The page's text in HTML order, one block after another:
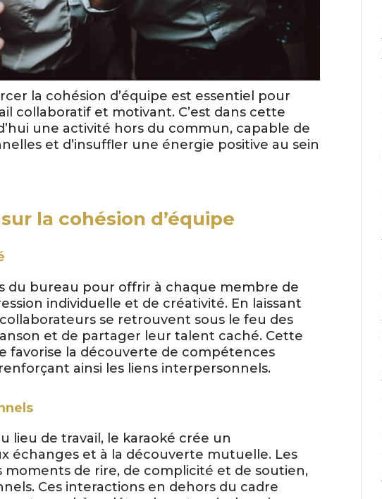
la cohésion d’équipe est essentiel pour
collaboratif et motivant. C’est dans cette
une activité hors du commun, capable de
et d’insuffler une énergie positive au sein
la cohésion d’équipe
du bureau pour offrir à chaque membre de
individuelle et de créativité. En laissant
se retrouvent sous le feu des
et de partager leur talent caché. Cette
favorise la découverte de compétences
ainsi les liens interpersonnels.
lieu de travail, le karaoké crée un
échanges et à la découverte mutuelle. Les
de rire, de complicité et de soutien,
Ces interactions en dehors du cadre